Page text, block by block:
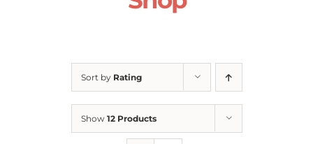
For Parents
Contact Us
Sort by Rating
Show 12 Products